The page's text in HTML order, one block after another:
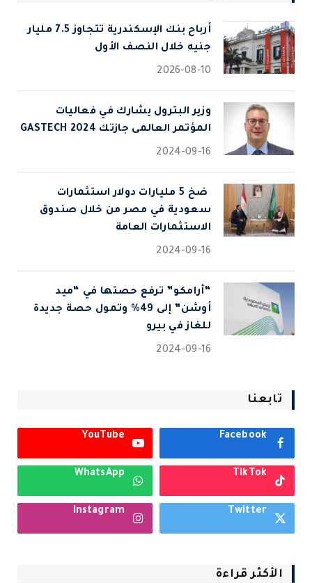
أرباح بنك الإسكندرية تتجاوز 7.5 مليار
جنيه خلال النصف الأول
2026-08-10
وزير البترول يشارك في فعاليات
المؤتمر العالمى جازتك 2024 GASTECH
2024-09-16
⁠ ضخ 5 مليارات دولار استثمارات
سعودية في مصر من خلال صندوق
الاستثمارات العامة
2024-09-16
“أرامكو” ترفع حصتها في “ميد
أوشن” إلى 49% وتمول حصة جديدة
للغاز في بيرو
2024-09-16
تابعنا
Facebook
YouTube
TikTok
WhatsApp
Twitter
Instagram
الأكثر قراءة